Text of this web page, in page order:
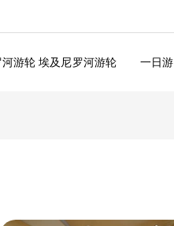
游轮 埃及尼罗河游轮 一日游